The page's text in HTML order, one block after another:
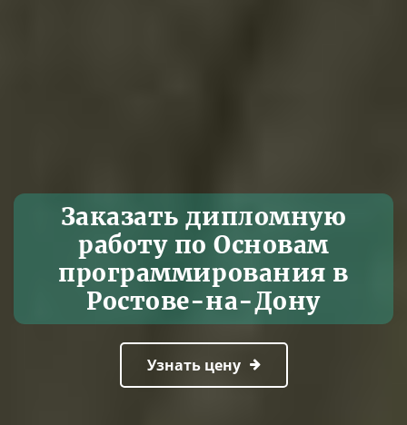
Заказать дипломную
работу по Основам
программирования в
Ростове-на-Дону
Узнать цену